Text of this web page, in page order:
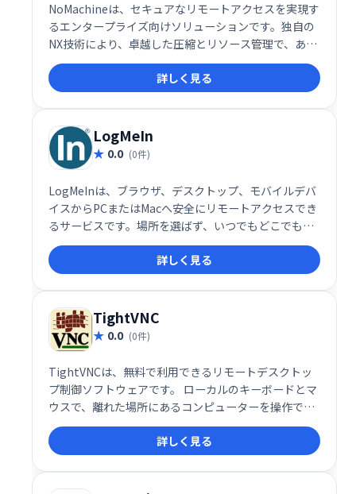
NoMachineは、セキュアなリモートアクセスを実現す
るエンタープライズ向けソリューションです。独自の
NX技術により、卓越した圧縮とリソース管理で、あら
ゆるOS、あらゆるグラフィカルアプリケーションを、
あらゆるネットワーク接続環境で実行可能です。デス
クトップ仮想化やホスト型デスクトップ展開にも対応
し、高いパフォーマンスと安定性を提供します。
詳しく見る
LogMeIn
0.0 (0件)
LogMeInは、ブラウザ、デスクトップ、モバイルデバ
イスからPCまたはMacへ安全にリモートアクセスでき
るサービスです。場所を選ばず、いつでもどこでもパ
ソコンにアクセスし、作業を継続できます。迅速かつ
簡単な操作で、高い利便性を実現します。
詳しく見る
TightVNC
0.0 (0件)
TightVNCは、無料で利用できるリモートデスクトッ
プ制御ソフトウェアです。 ローカルのキーボードとマ
ウスで、離れた場所にあるコンピューターを操作でき
ます。まるで目の前にあるかのように、リモートコン
ピューターのデスクトップを制御し、作業効率を向上
させましょう。
詳しく見る